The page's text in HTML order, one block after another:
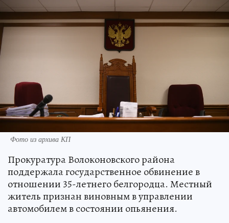
Фото из архива КП
Прокуратура Волоконовского района
поддержала государственное обвинение в
отношении 35-летнего белгородца. Местный
житель признан виновным в управлении
автомобилем в состоянии опьянения.